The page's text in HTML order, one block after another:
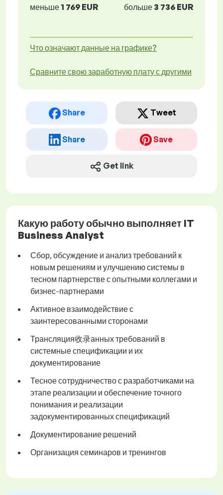
меньше 1 769 EUR
больше 3 736 EUR
Что означают данные на графике?
Сравните свою заработную плату с другими
Share Tweet
Share Save
Get link
Какую работу обычно выполняет IT
Business Analyst
Сбор, обсуждение и анализ требований к
новым решениям и улучшению системы в
тесном партнерстве с опытными коллегами и
бизнес-партнерами
Активное взаимодействие с
заинтересованными сторонами
Трансляция收录анных требований в
системные спецификации и их
документирование
Тесное сотрудничество с разработчиками на
этапе реализации и обеспечение точного
понимания и реализации
задокументированных спецификаций
Документирование решений
Организация семинаров и тренингов